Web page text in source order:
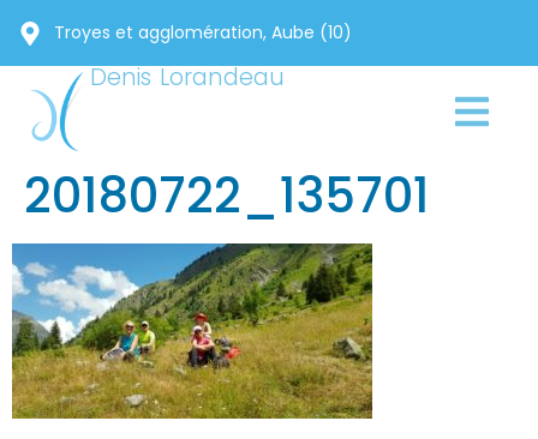
Troyes et agglomération, Aube (10)
Denis Lorandeau
20180722_135701